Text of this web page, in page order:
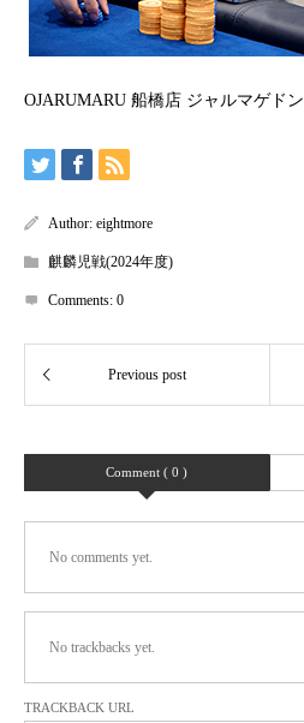
OJARUMARU 船橋店 ジャルマゲドン
Author: eightmore
麒麟児戦(2024年度)
Comments: 0
Comment ( 0 )
No comments yet.
No trackbacks yet.
TRACKBACK URL